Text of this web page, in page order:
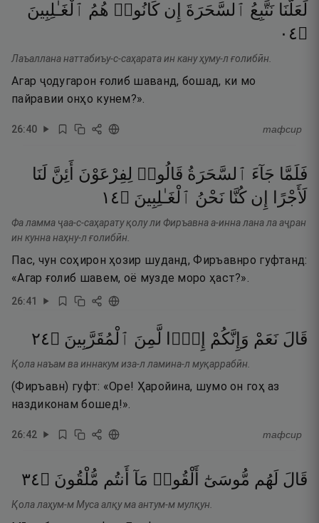
لَعَلَّنَا نَتَّبِعُ ٱلسَّحَرَةَ إِن كَانُوا۟ هُمُ ٱلْغَـٰلِبِينَ
۝٤٠
Лаъаллана наттабиъу-с-саҳарата ин кану ҳуму-л ғолибӣн.
Агар ҷодугарон ғолиб шаванд, бошад, ки мо
пайравии онҳо кунем?».
26:40 тафсир
فَلَمَّا جَآءَ ٱلسَّحَرَةُ قَالُوا۟ لِفِرْعَوْنَ أَئِنَّ لَنَا
لَأَجْرًا
إِن كُنَّا نَحْنُ ٱلْغَـٰلِبِينَ ۝٤١
Фа ламма ҷаа-с-саҳарату қолу ли Фиръавна а-инна лана ла аҷран
ин кунна наҳну-л ғолибӣн.
Пас, чун соҳирон ҳозир шуданд, Фиръавнро гуфтанд:
«Агар ғолиб шавем, оё музде моро ҳаст?».
26:41
قَالَ نَعَمْ وَإِنَّكُمْ إِذًۭا لَّمِنَ ٱلْمُقَرَّبِينَ ۝٤٢
Қола наъам ва иннакум иза-л ламина-л муқаррабӣн.
(Фиръавн) гуфт: «Оре! Ҳаройина, шумо он гоҳ аз
наздиконам бошед!».
26:42 тафсир
قَالَ لَهُم مُّوسَىٰٓ أَلْقُوا۟ مَآ أَنتُم مُّلْقُونَ ۝٤٣
Қола лаҳум-м Муса алқу ма антум-м мулқун.